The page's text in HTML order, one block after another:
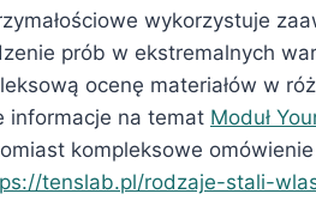
wykorzystuje
prób w ekstremalnych
ocenę materiałów w
informacje na temat Moduł
kompleksowe
tenslab.pl/rodzaje-stali-